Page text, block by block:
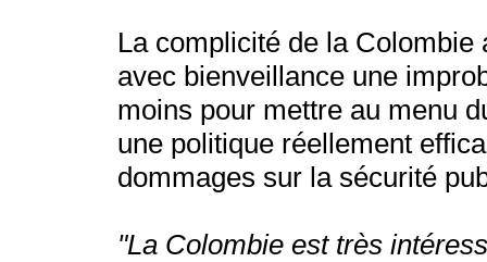
La complicité de la
avec bienveillance une
moins pour mettre au menu
une politique réellement
dommages sur la sécurité
"La Colombie est très